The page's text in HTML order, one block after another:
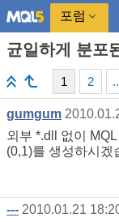
포럼
균일하게 분포
1 2
gumgum
외부 *.dll 없이
(0,1)를 생성하시겠
--- 2010.01.21